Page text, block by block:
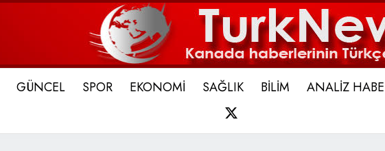
GÜNCEL SPOR EKONOMİ SAĞLIK BİLİM ANALİZ